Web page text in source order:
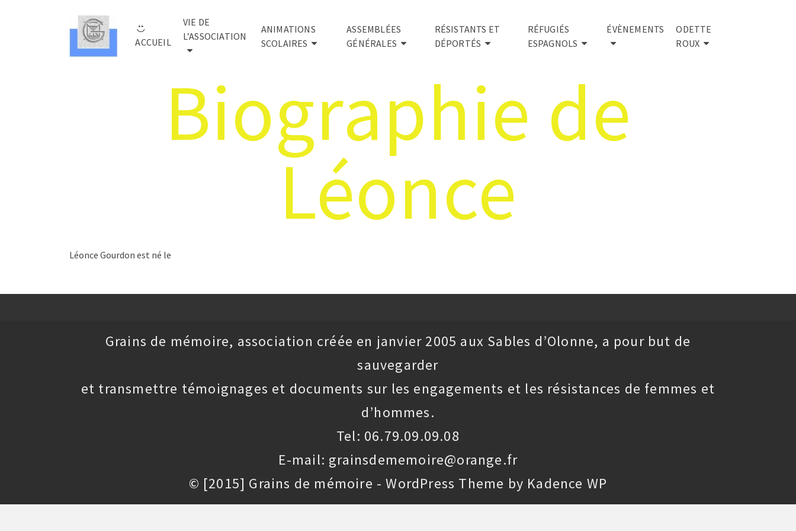
ACCUEIL
VIE DE
L’ASSOCIATION
ANIMATIONS
SCOLAIRES
ASSEMBLÉES
GÉNÉRALES
RÉSISTANTS ET
DÉPORTÉS
RÉFUGIÉS
ESPAGNOLS
ÉVÈNEMENTS
ODETTE
ROUX
Biographie de
Léonce
Léonce Gourdon est né le
Grains de mémoire, association créée en janvier 2005 aux Sables d’Olonne, a pour but de
sauvegarder
et transmettre témoignages et documents sur les engagements et les résistances de femmes et
d’hommes.
Tel: 06.79.09.09.08
E-mail: grainsdememoire@orange.fr
© [2015] Grains de mémoire - WordPress Theme by Kadence WP